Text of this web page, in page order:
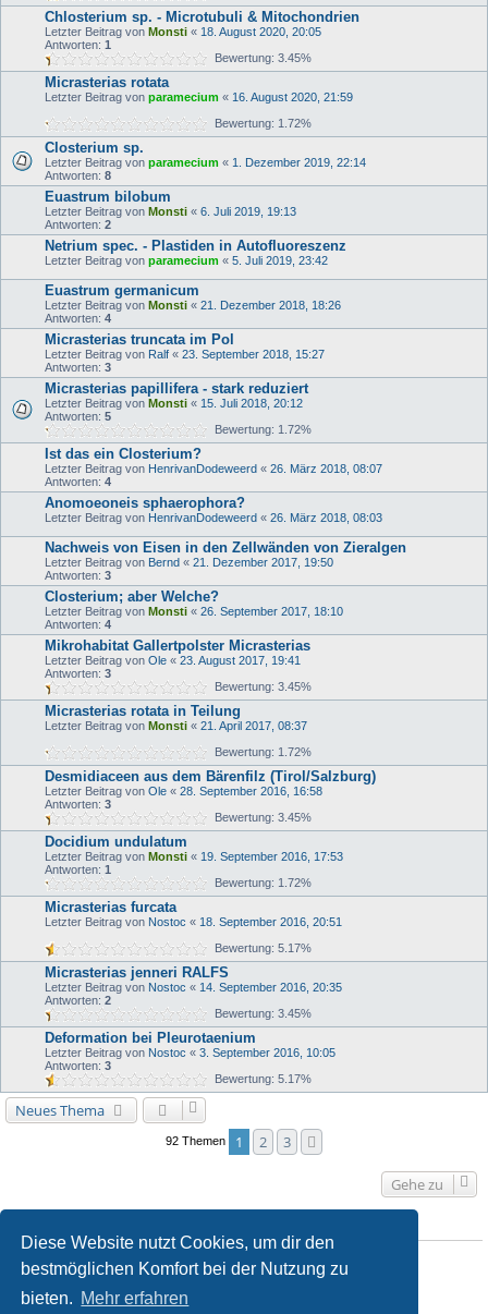
Diese Website nutzt Cookies, um dir den
bestmöglichen Komfort bei der Nutzung zu
bieten. Mehr erfahren
Chlosterium sp. - Microtubuli & Mitochondrien
Letzter Beitrag von Monsti « 18. August 2020, 20:05
Antworten: 1
Bewertung: 3.45%
Micrasterias rotata
Letzter Beitrag von paramecium « 16. August 2020, 21:59
Bewertung: 1.72%
Closterium sp.
Letzter Beitrag von paramecium « 1. Dezember 2019, 22:14
Antworten: 8
Euastrum bilobum
Letzter Beitrag von Monsti « 6. Juli 2019, 19:13
Antworten: 2
Netrium spec. - Plastiden in Autofluoreszenz
Letzter Beitrag von paramecium « 5. Juli 2019, 23:42
Euastrum germanicum
Letzter Beitrag von Monsti « 21. Dezember 2018, 18:26
Antworten: 4
Micrasterias truncata im Pol
Letzter Beitrag von Ralf « 23. September 2018, 15:27
Antworten: 3
Micrasterias papillifera - stark reduziert
Letzter Beitrag von Monsti « 15. Juli 2018, 20:12
Antworten: 5
Bewertung: 1.72%
Ist das ein Closterium?
Letzter Beitrag von HenrivanDodeweerd « 26. März 2018, 08:07
Antworten: 4
Anomoeoneis sphaerophora?
Letzter Beitrag von HenrivanDodeweerd « 26. März 2018, 08:03
Nachweis von Eisen in den Zellwänden von Zieralgen
Letzter Beitrag von Bernd « 21. Dezember 2017, 19:50
Antworten: 3
Closterium; aber Welche?
Letzter Beitrag von Monsti « 26. September 2017, 18:10
Antworten: 4
Mikrohabitat Gallertpolster Micrasterias
Letzter Beitrag von Ole « 23. August 2017, 19:41
Antworten: 3
Bewertung: 3.45%
Micrasterias rotata in Teilung
Letzter Beitrag von Monsti « 21. April 2017, 08:37
Bewertung: 1.72%
Desmidiaceen aus dem Bärenfilz (Tirol/Salzburg)
Letzter Beitrag von Ole « 28. September 2016, 16:58
Antworten: 3
Bewertung: 3.45%
Docidium undulatum
Letzter Beitrag von Monsti « 19. September 2016, 17:53
Antworten: 1
Bewertung: 1.72%
Micrasterias furcata
Letzter Beitrag von Nostoc « 18. September 2016, 20:51
Bewertung: 5.17%
Micrasterias jenneri RALFS
Letzter Beitrag von Nostoc « 14. September 2016, 20:35
Antworten: 2
Bewertung: 3.45%
Deformation bei Pleurotaenium
Letzter Beitrag von Nostoc « 3. September 2016, 10:05
Antworten: 3
Bewertung: 5.17%
Neues Thema
92 Themen 1 2 3
Gehe zu
Du darfstkeine neuen Themen in diesem Forum erstellen.
Du darfstkeine Antworten zu Themen in diesem Forum erstellen.
Du darfst deine Beiträge in diesem Forum
Du darfst deine Beiträge in diesem Forum